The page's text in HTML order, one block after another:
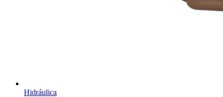
Hidráulica